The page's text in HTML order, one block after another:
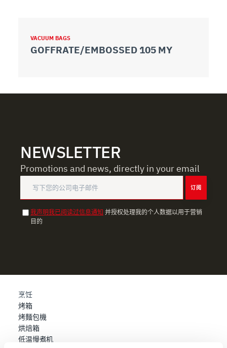
VACUUM BAGS
GOFFRATE/EMBOSSED 105 MY
NEWSLETTER
Promotions and news, directly in your email
订阅
我声明我已阅读过信息通知 并授权处理我的个人数据以用于营销
目的
烹饪
烤箱
烤麵包機
烘焙箱
低温慢煮机